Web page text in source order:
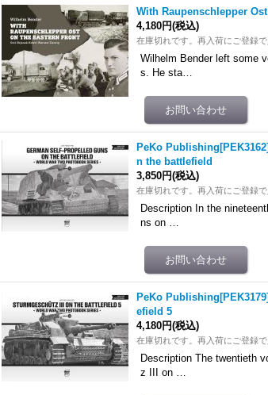
With Raupenschlepper
4,180円(税込)
在庫切れです。再入荷にご登録
Wilhelm Bender left some
s. He sta…
PeKo
n the battlefield
3,850円(税込)
在庫切れです。再入荷にご登録
Description In the
ns on …
PeKo
efield 5
4,180円(税込)
在庫切れです。再入荷にご登録
Description The twentieth
z III on …